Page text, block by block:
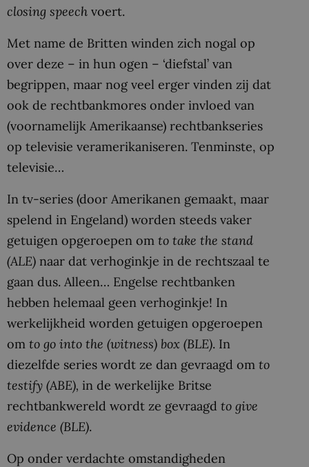
closing speech voert.
Met name de Britten winden zich nogal op
over deze – in hun ogen – ‘diefstal’ van
begrippen, maar nog veel erger vinden zij dat
ook de rechtbankmores onder invloed van
(voornamelijk Amerikaanse) rechtbankseries
op televisie veramerikaniseren. Tenminste, op
televisie…
In tv-series (door Amerikanen gemaakt, maar
spelend in Engeland) worden steeds vaker
getuigen opgeroepen om to take the stand
(ALE) naar dat verhoginkje in de rechtszaal te
gaan dus. Alleen… Engelse rechtbanken
hebben helemaal geen verhoginkje! In
werkelijkheid worden getuigen opgeroepen
om to go into the (witness) box (BLE). In
diezelfde series wordt ze dan gevraagd om to
testify (ABE), in de werkelijke Britse
rechtbankwereld wordt ze gevraagd to give
evidence (BLE).
Op onder verdachte omstandigheden